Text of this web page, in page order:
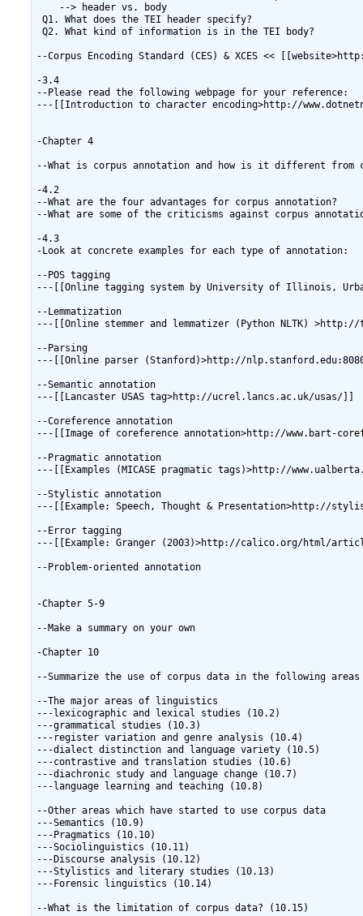
    --> header vs. body
Q1. What does the TEI header specify?
Q2. What kind of information is in the TEI body?
--Corpus Encoding Standard (CES) & XCES <<
-3.4
--Please read the following webpage for your reference:
---[[Introduction to character encoding>http://
-Chapter 4
--What is corpus annotation and how is it different from
-4.2
--What are the four advantages for corpus annotation?
--What are some of the criticisms against corpus
-4.3
-Look at concrete examples for each type of annotation:
--POS tagging
---[[Online tagging system by University of Illinois,
--Lemmatization
---[[Online stemmer and lemmatizer (Python NLTK)
--Parsing
---[[Online parser (Stanford)>http://
--Semantic annotation
---[[Lancaster USAS tag>http://ucrel.lancs.ac.uk/usas/]]
--Coreference annotation
---[[Image of coreference annotation>http://www.bart-
--Pragmatic annotation
---[[Examples (MICASE pragmatic tags)>http://
--Stylistic annotation
---[[Example: Speech, Thought & Presentation>http://
--Error tagging
---[[Example: Granger (2003)>http://calico.org/html/
--Problem-oriented annotation
-Chapter 5-9
--Make a summary on your own
-Chapter 10
--Summarize the use of corpus data in the following
--The major areas of linguistics
---lexicographic and lexical studies (10.2)
---grammatical studies (10.3)
---register variation and genre analysis (10.4)
---dialect distinction and language variety (10.5)
---contrastive and translation studies (10.6)
---diachronic study and language change (10.7)
---language learning and teaching (10.8)
--Other areas which have started to use corpus data
---Semantics (10.9)
---Pragmatics (10.10)
---Sociolinguistics (10.11)
---Discourse analysis (10.12)
---Stylistics and literary studies (10.13)
---Forensic linguistics (10.14)
--What is the limitation of corpus data? (10.15)